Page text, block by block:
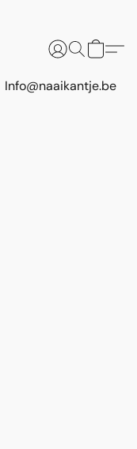
Info@naaikantje.be